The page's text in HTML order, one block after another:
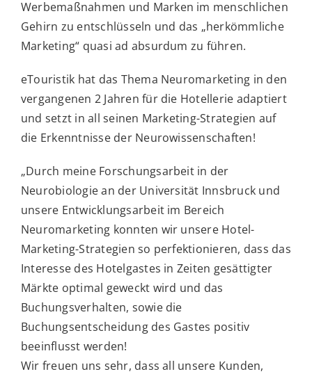
Werbemaßnahmen und Marken im menschlichen
Gehirn zu entschlüsseln und das „herkömmliche
Marketing“ quasi ad absurdum zu führen.
eTouristik hat das Thema Neuromarketing in den
vergangenen 2 Jahren für die Hotellerie adaptiert
und setzt in all seinen Marketing-Strategien auf
die Erkenntnisse der Neurowissenschaften!
„Durch meine Forschungsarbeit in der
Neurobiologie an der Universität Innsbruck und
unsere Entwicklungsarbeit im Bereich
Neuromarketing konnten wir unsere Hotel-
Marketing-Strategien so perfektionieren, dass das
Interesse des Hotelgastes in Zeiten gesättigter
Märkte optimal geweckt wird und das
Buchungsverhalten, sowie die
Buchungsentscheidung des Gastes positiv
beeinflusst werden!
Wir freuen uns sehr, dass all unsere Kunden,